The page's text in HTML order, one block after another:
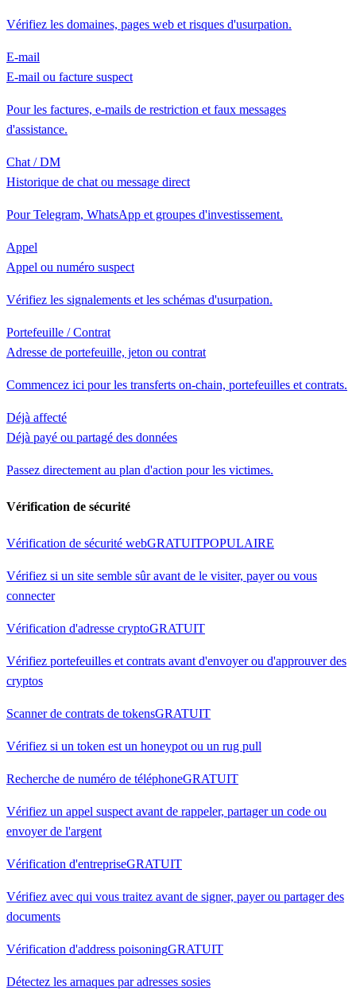
Vérifiez les domaines, pages web et risques d'usurpation.
E-mail
E-mail ou facture suspect
Pour les factures, e-mails de restriction et faux messages
d'assistance.
Chat / DM
Historique de chat ou message direct
Pour Telegram, WhatsApp et groupes d'investissement.
Appel
Appel ou numéro suspect
Vérifiez les signalements et les schémas d'usurpation.
Portefeuille / Contrat
Adresse de portefeuille, jeton ou contrat
Commencez ici pour les transferts on-chain, portefeuilles et contrats.
Déjà affecté
Déjà payé ou partagé des données
Passez directement au plan d'action pour les victimes.
Vérification de sécurité
Vérification de sécurité webGRATUITPOPULAIRE
Vérifiez si un site semble sûr avant de le visiter, payer ou vous
connecter
Vérification d'adresse cryptoGRATUIT
Vérifiez portefeuilles et contrats avant d'envoyer ou d'approuver des
cryptos
Scanner de contrats de tokensGRATUIT
Vérifiez si un token est un honeypot ou un rug pull
Recherche de numéro de téléphoneGRATUIT
Vérifiez un appel suspect avant de rappeler, partager un code ou
envoyer de l'argent
Vérification d'entrepriseGRATUIT
Vérifiez avec qui vous traitez avant de signer, payer ou partager des
documents
Vérification d'address poisoningGRATUIT
Détectez les arnaques par adresses sosies